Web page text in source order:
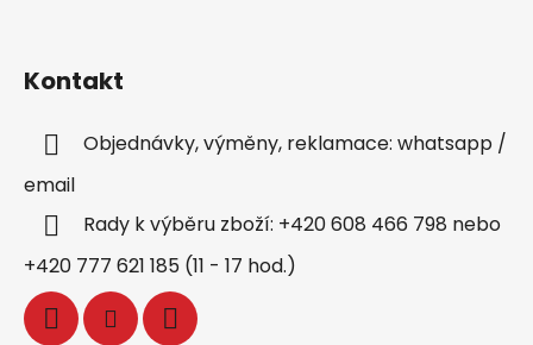
Kontakt
Objednávky, výměny, reklamace: whatsapp /
email
Rady k výběru zboží: +420 608 466 798 nebo
+420 777 621 185 (11 - 17 hod.)